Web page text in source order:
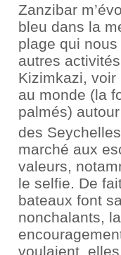
Zanzibar
bleu dans la
plage qui
autres
Kizimkazi,
au monde (la
palmés)
des
marché aux
valeurs,
le selfie. De
bateaux font
nonchalants,
voulaient,